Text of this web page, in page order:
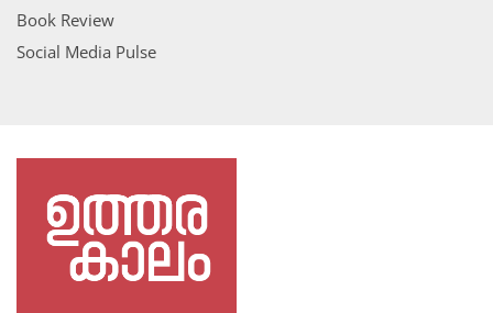
Book Review
Social Media Pulse